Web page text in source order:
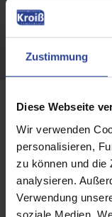
Zustimmung
Diese Webseite
Wir verwenden
personalisieren,
zu können und die
analysieren.
Verwendung
soziale Medien,
Schirmtuch
über 120